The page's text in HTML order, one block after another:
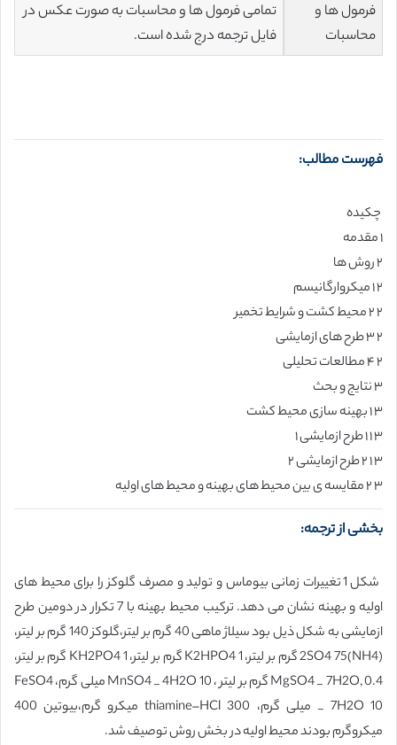
فرمول ها و
محاسبات
تمامی فرمول ها و محاسبات به صورت عکس در
فایل ترجمه درج شده است.
فهرست مطالب:
چکیده
۱ مقدمه
۲ روش ها
۲ ۱ میکروارگانیسم
۲ ۲ محیط کشت و شرایط تخمیر
۲ ۳ طرح های ازمایشی
۲ ۴ مطالعات تحلیلی
۳ نتایج و بحث
۳ ۱ بهینه سازی محیط کشت
۳ ۱ ۱ طرح ازمایشی ۱
۳ ۱ ۲ طرح ازمایشی ۲
۳ ۲ مقایسه ی بین محیط های بهینه و محیط های اولیه
بخشی از ترجمه:
شکل 1 تغییرات زمانی بیوماس و تولید و مصرف گلوکز را برای محیط های
اولیه و بهینه نشان می دهد. ترکیب محیط بهینه با 7 تکرار در دومین طرح
ازمایشی به شکل ذیل بود سیلاژ ماهی 40 گرم بر لیتر،گلوکز 140 گرم بر لیتر،
(NH4)2SO4 75 گرم بر لیتر، K2HPO4 1 گرم بر لیتر، KH2PO4 1 گرم بر لیتر،
MgSO4 _ 7H2O, 0.4 گرم بر لیتر ، MnSO4 _ 4H2O 10 میلی گرم، FeSO4
_ 7H2O 10 میلی گرم، thiamine–HCl 300 میکرو گرم،بیوتین 400
میکروگرم بودند محیط اولیه در بخش روش توصیف شد.